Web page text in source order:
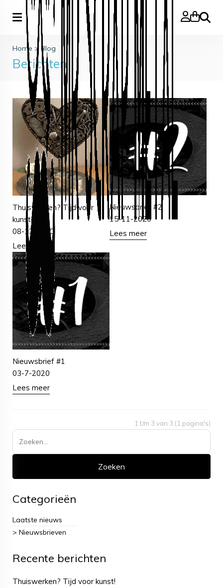
Zoeken
Home > Blog
Berichten
Categorieën
Laatste nieuws
> Nieuwsbrieven
Recente berichten
Thuiswerken? Tijd voor kunst!
Thuiswerken? Tijd voor
kunst!
08-12-2020
Lees meer
Nieuwsbrief #2
15-11-2020
Lees meer
Nieuwsbrief #1
03-7-2020
Lees meer
1 t/m 3 van 3 (1 pagina's)